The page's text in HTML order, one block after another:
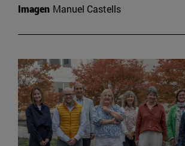
Imagen Manuel Castells